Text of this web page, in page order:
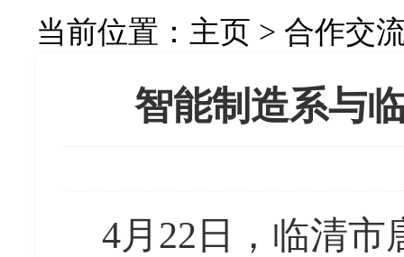
当前位置： 主页 > 合作交
智能制造系与
4月22日，临清